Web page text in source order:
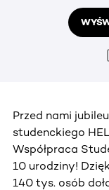
Przed nami
studenckiego
Współpraca
10 urodziny!
140 tys. osób